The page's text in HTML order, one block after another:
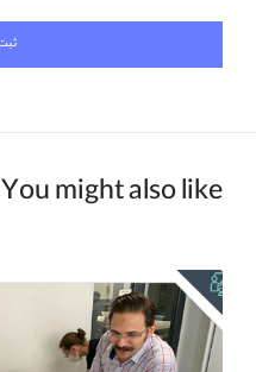
You might also like